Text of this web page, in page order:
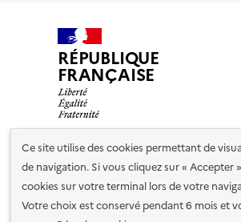
Ce site utilise des cookies permettant de
de navigation. Si vous cliquez sur « Accepter
cookies sur votre terminal lors de votre
Votre choix est conservé pendant 6 mois et
RÉPUBLIQUE
FRANÇAISE
Nos partenaires